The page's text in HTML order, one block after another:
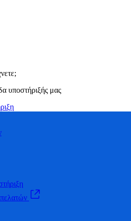
υποστήριξής μας